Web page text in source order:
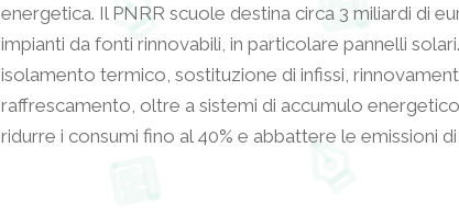
energetica. Il PNRR scuole destina circa 3 miliardi di
impianti da fonti rinnovabili, in particolare pannelli
isolamento termico, sostituzione di infissi,
raffrescamento, oltre a sistemi di accumulo
ridurre i consumi fino al 40% e abbattere le emissioni